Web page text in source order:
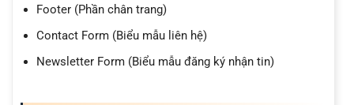
Footer (Phần chân trang)
Contact Form (Biểu mẫu liên hệ)
Newsletter Form (Biểu mẫu đăng ký nhận tin)